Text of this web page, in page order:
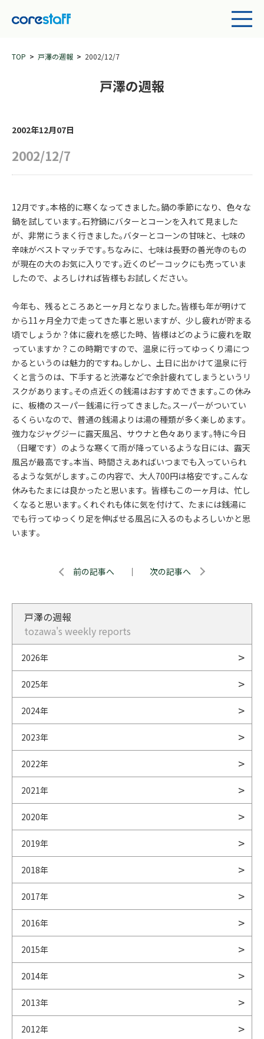
TOP 戸澤の週報 2002/12/7
戸澤の週報
2002年12月07日
2002/12/7
12月です｡本格的に寒くなってきました｡鍋の季節になり、色々な
鍋を試しています｡石狩鍋にバターとコーンを入れて見ました
が、非常にうまく行きました｡バターとコーンの甘味と、七味の
辛味がベストマッチです｡ちなみに、七味は長野の善光寺のもの
が現在の大のお気に入りです｡近くのピーコックにも売っていま
したので、よろしければ皆様もお試しください｡
今年も、残るところあと一ヶ月となりました｡皆様も年が明けて
から11ヶ月全力で走ってきた事と思いますが、少し疲れが貯まる
頃でしょうか？体に疲れを感じた時、皆様はどのように疲れを取
っていますか？この時期ですので、温泉に行ってゆっくり湯につ
かるというのは魅力的ですね｡しかし、土日に出かけて温泉に行
くと言うのは、下手すると渋滞などで余計疲れてしまうというリ
スクがあります｡その点近くの銭湯はおすすめできます｡この休み
に、板橋のスーパー銭湯に行ってきました｡スーパーがついてい
るくらいなので、普通の銭湯よりは湯の種類が多く楽しめます｡
強力なジャグジーに露天風呂、サウナと色々あります｡特に今日
（日曜です）のような寒くて雨が降っているような日には、露天
風呂が最高です｡本当、時間さえあればいつまでも入っていられ
るような気がします｡この内容で、大人700円は格安です｡こんな
休みもたまには良かったと思います。皆様もこの一ヶ月は、忙し
くなると思います｡くれぐれも体に気を付けて、たまには銭湯に
でも行ってゆっくり足を伸ばせる風呂に入るのもよろしいかと思
います｡
前の記事へ ｜ 次の記事へ
戸澤の週報
tozawa's weekly reports
2026年
2025年
2024年
2023年
2022年
2021年
2020年
2019年
2018年
2017年
2016年
2015年
2014年
2013年
2012年